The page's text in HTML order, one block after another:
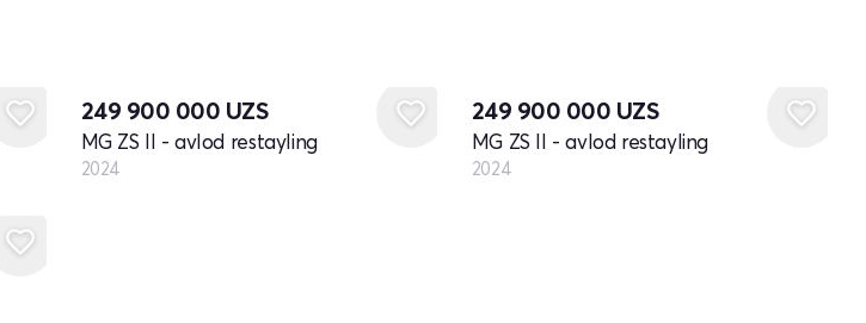
249 900 000 UZS
MG ZS II - avlod restayling
2024
249 900 000 UZS
MG ZS II - avlod restayling
2024